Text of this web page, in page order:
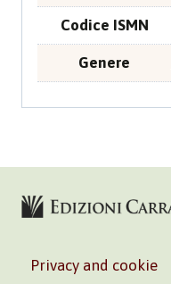
Codice ISMN
Genere
Privacy and cookie